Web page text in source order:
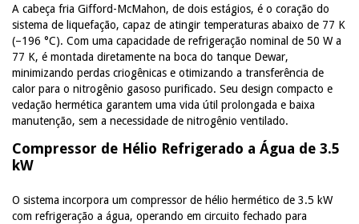
A cabeça fria Gifford-McMahon, de dois estágios, é o coração do
sistema de liquefação, capaz de atingir temperaturas abaixo de 77 K
(–196 °C). Com uma capacidade de refrigeração nominal de 50 W a
77 K, é montada diretamente na boca do tanque Dewar,
minimizando perdas criogênicas e otimizando a transferência de
calor para o nitrogênio gasoso purificado. Seu design compacto e
vedação hermética garantem uma vida útil prolongada e baixa
manutenção, sem a necessidade de nitrogênio ventilado.
Compressor de Hélio Refrigerado a Água de 3.5
kW
O sistema incorpora um compressor de hélio hermético de 3.5 kW
com refrigeração a água, operando em circuito fechado para